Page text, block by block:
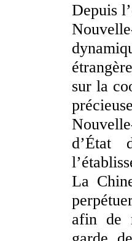
Depuis
sur la
d’État
La
afin de